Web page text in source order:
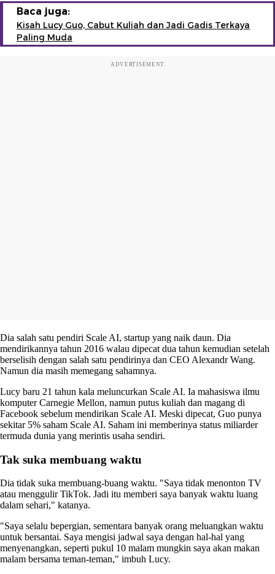
Baca juga:
Kisah Lucy Guo, Cabut Kuliah dan Jadi Gadis Terkaya
Paling Muda
ADVERTISEMENT
Dia salah satu pendiri Scale AI, startup yang naik daun. Dia
mendirikannya tahun 2016 walau dipecat dua tahun kemudian setelah
berselisih dengan salah satu pendirinya dan CEO Alexandr Wang.
Namun dia masih memegang sahamnya.
Lucy baru 21 tahun kala meluncurkan Scale AI. Ia mahasiswa ilmu
komputer Carnegie Mellon, namun putus kuliah dan magang di
Facebook sebelum mendirikan Scale AI. Meski dipecat, Guo punya
sekitar 5% saham Scale AI. Saham ini memberinya status miliarder
termuda dunia yang merintis usaha sendiri.
Tak suka membuang waktu
Dia tidak suka membuang-buang waktu. "Saya tidak menonton TV
atau menggulir TikTok. Jadi itu memberi saya banyak waktu luang
dalam sehari," katanya.
"Saya selalu bepergian, sementara banyak orang meluangkan waktu
untuk bersantai. Saya mengisi jadwal saya dengan hal-hal yang
menyenangkan, seperti pukul 10 malam mungkin saya akan makan
malam bersama teman-teman," imbuh Lucy.